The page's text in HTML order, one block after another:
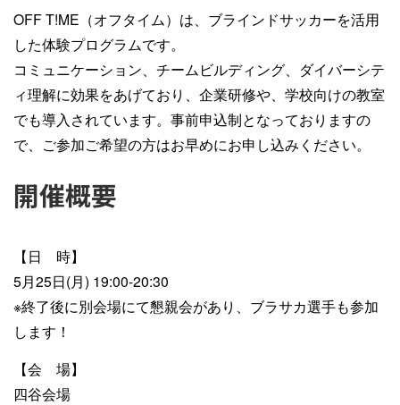
OFF T!ME（オフタイム）は、ブラインドサッカーを活用
した体験プログラムです。
コミュニケーション、チームビルディング、ダイバーシテ
ィ理解に効果をあげており、企業研修や、学校向けの教室
でも導入されています。事前申込制となっておりますの
で、ご参加ご希望の方はお早めにお申し込みください。
開催概要
【日 時】
5月25日(月) 19:00-20:30
※終了後に別会場にて懇親会があり、ブラサカ選手も参加
します！
【会 場】
四谷会場